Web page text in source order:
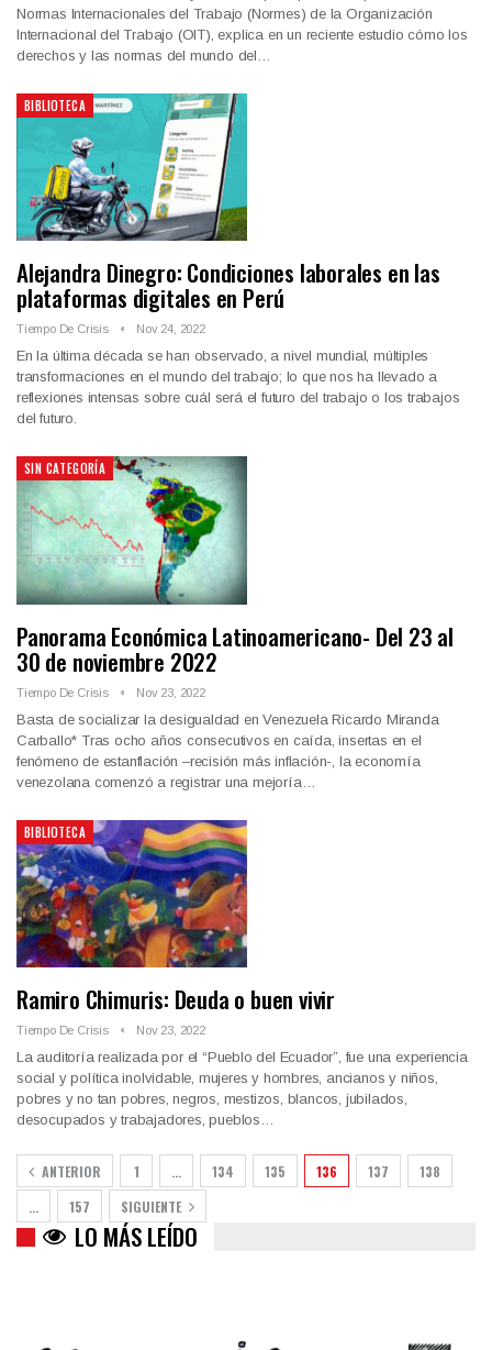
Normas Internacionales del Trabajo (Normes) de la Organización
Internacional del Trabajo (OIT), explica en un reciente estudio cómo los
derechos y las normas del mundo del…
BIBLIOTECA
Alejandra Dinegro: Condiciones laborales en las
plataformas digitales en Perú
Tiempo De Crisis Nov 24, 2022
En la última década se han observado, a nivel mundial, múltiples
transformaciones en el mundo del trabajo; lo que nos ha llevado a
reflexiones intensas sobre cuál será el futuro del trabajo o los trabajos
del futuro.
SIN CATEGORÍA
Panorama Económica Latinoamericano- Del 23 al
30 de noviembre 2022
Tiempo De Crisis Nov 23, 2022
Basta de socializar la desigualdad en Venezuela Ricardo Miranda
Carballo* Tras ocho años consecutivos en caída, insertas en el
fenómeno de estanflación –recisión más inflación-, la economía
venezolana comenzó a registrar una mejoría…
BIBLIOTECA
Ramiro Chimuris: Deuda o buen vivir
Tiempo De Crisis Nov 23, 2022
La auditoría realizada por el “Pueblo del Ecuador”, fue una experiencia
social y política inolvidable, mujeres y hombres, ancianos y niños,
pobres y no tan pobres, negros, mestizos, blancos, jubilados,
desocupados y trabajadores, pueblos…
ANTERIOR 1 … 134 135 136 137
138
…
157 SIGUIENTE
LO MÁS LEÍDO